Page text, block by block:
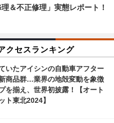
＆不正修理」実態レポート！
クセスランキング
いたアイシンの自動車アフター
商品群…業界の地殻変動を象徴
を揃え、世界初披露！【オート
ト東北2024】